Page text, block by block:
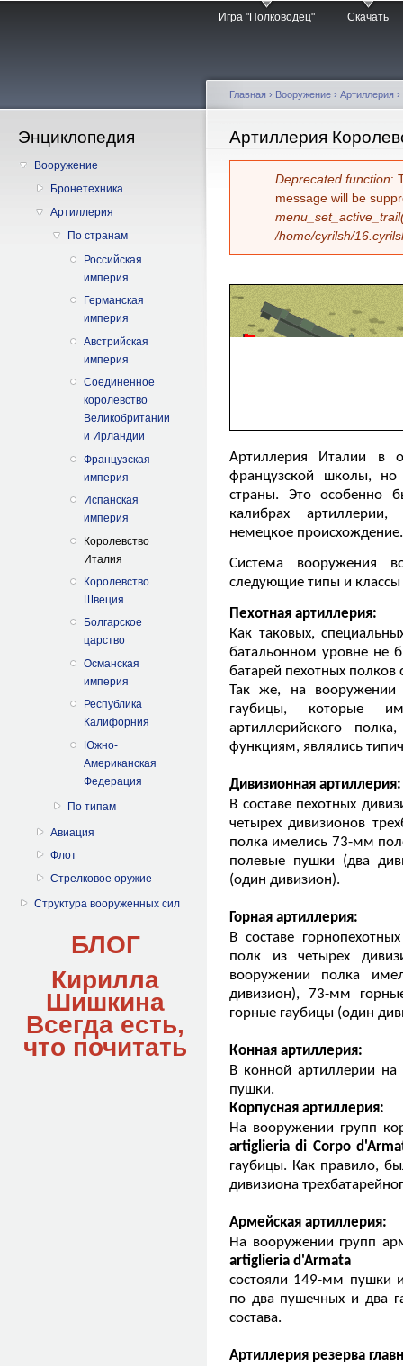
Игра "Полководец" Скачать
Энциклопедия
Вооружение
Бронетехника
Артиллерия
По странам
Российская
империя
Германская
империя
Австрийская
империя
Соединенное
королевство
Великобритании
и Ирландии
Французская
империя
Испанская
империя
Королевство
Италия
Королевство
Швеция
Болгарское
царство
Османская
империя
Республика
Калифорния
Южно-
Американская
Федерация
По типам
Авиация
Флот
Стрелковое оружие
Структура вооруженных сил
БЛОГ
Кирилла
Шишкина
Всегда есть,
что почитать
Вы здесь
Главная › Вооружение › Артиллерия ›
Артиллерия
Сообщение об
Deprecated function:
message will be
/home/cyrilsh/
Артиллерия Италии в
французской школы,
страны. Это особенно
калибрах
немецкое происхождение.
Система вооружения
следующие типы и
Пехотная артиллерия:
Как таковых,
батальонном уровне не
батарей пехотных
Так же, на
гаубицы, которые
артиллерийского
функциям, являлись
Дивизионная артиллерия:
В составе пехотных
четырех дивизионов
полка имелись 73-мм
полевые пушки (два
(один дивизион).
Горная артиллерия:
В составе
полк из четырех
вооружении полка
дивизион), 73-мм
горные гаубицы (один
Конная артиллерия:
В конной артиллерии
пушки.
Корпусная артиллерия:
На вооружении групп
artiglieria di Corpo
гаубицы. Как правило,
дивизиона
Армейская артиллерия:
На вооружении групп
artiglieria d'Armata
состояли 149-мм пушки
по два пушечных и два
состава.
Артиллерия резерва